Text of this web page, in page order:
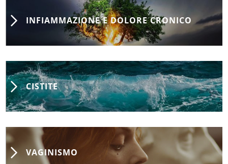
INFIAMMAZIONE E DOLORE CRONICO
CISTITE
VAGINISMO